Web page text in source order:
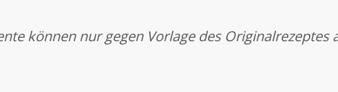
können nur gegen Vorlage des Originalrezeptes